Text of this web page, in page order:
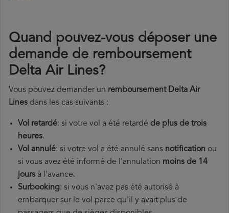
Quand pouvez-vous déposer une
demande de remboursement
Delta Air Lines?
Vous pouvez demander un remboursement Delta Air
Lines dans les cas suivants :
Vol retardé: si votre vol a été retardé de plus de trois
heures.
Vol annulé: si votre vol a été annulé sans notification ou
si vous avez été informé de l'annulation moins de 14
jours à l'avance.
Surbooking: si vous n'avez pas été autorisé à
embarquer sur le vol parce qu'il y avait plus de